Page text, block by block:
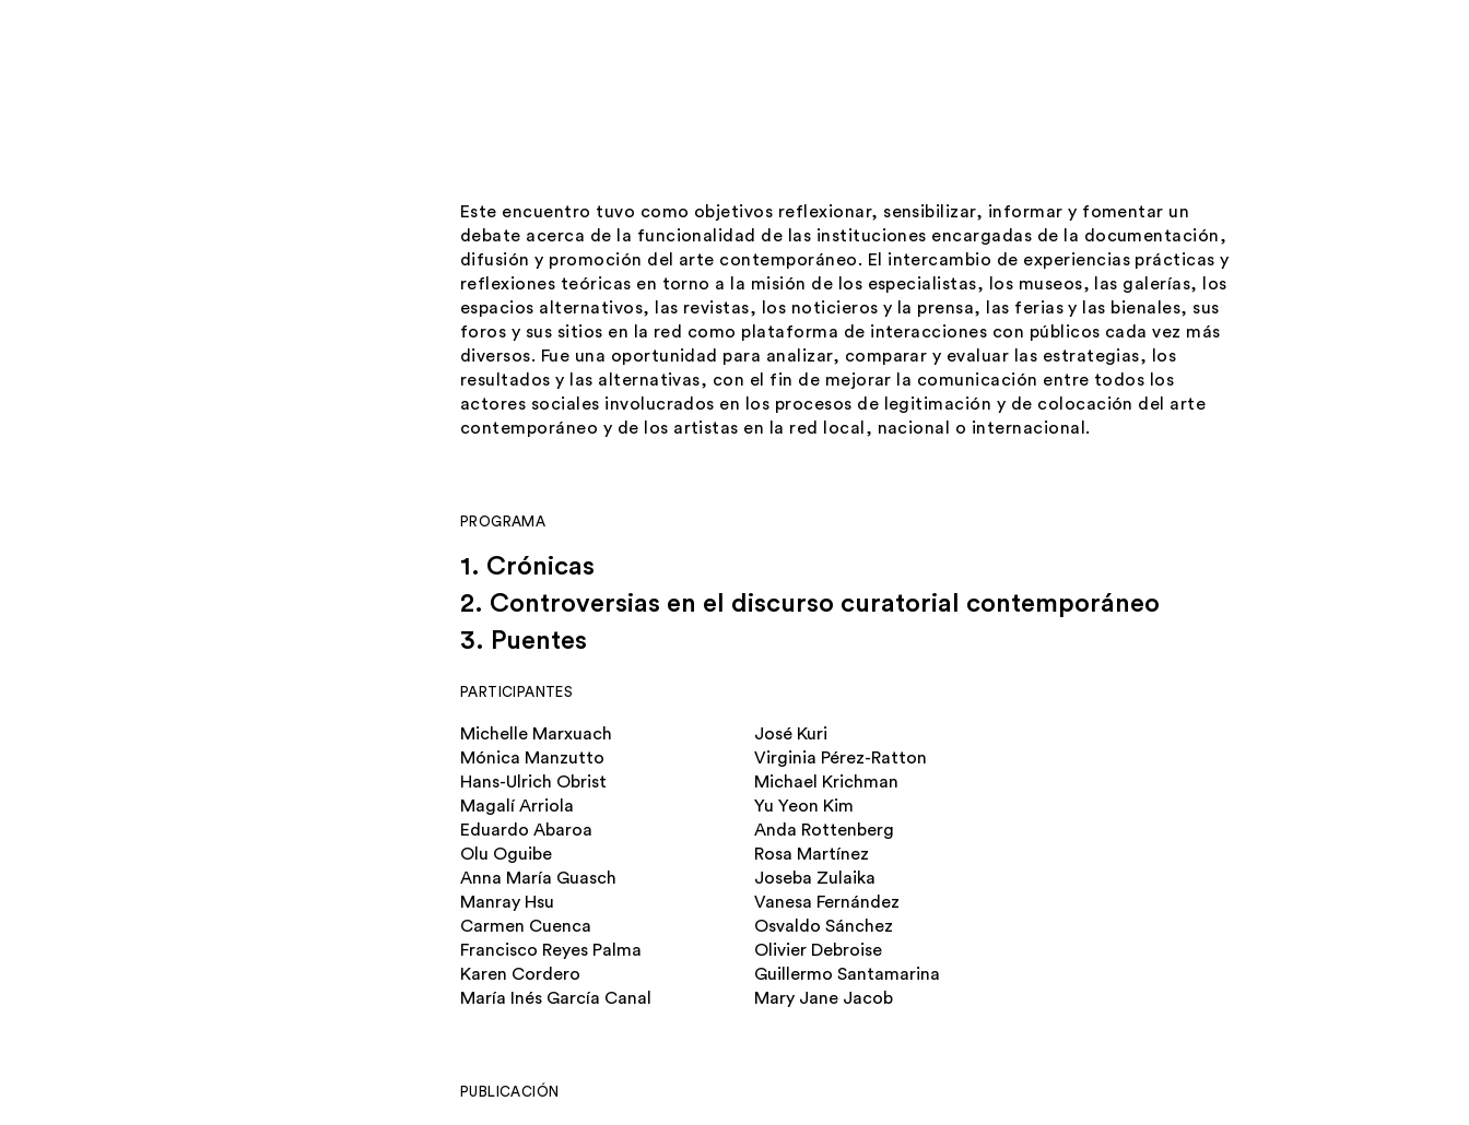
Este encuentro tuvo como objetivos reflexionar, sensibilizar, informar y fomentar un
debate acerca de la funcionalidad de las instituciones encargadas de la documentación,
difusión y promoción del arte contemporáneo. El intercambio de experiencias prácticas y
reflexiones teóricas en torno a la misión de los especialistas, los museos, las galerías, los
espacios alternativos, las revistas, los noticieros y la prensa, las ferias y las bienales, sus
foros y sus sitios en la red como plataforma de interacciones con públicos cada vez más
diversos. Fue una oportunidad para analizar, comparar y evaluar las estrategias, los
resultados y las alternativas, con el fin de mejorar la comunicación entre todos los
actores sociales involucrados en los procesos de legitimación y de colocación del arte
contemporáneo y de los artistas en la red local, nacional o internacional.
PROGRAMA
1. Crónicas
2. Controversias en el discurso curatorial contemporáneo
3. Puentes
PARTICIPANTES
Michelle Marxuach
José Kuri
Mónica Manzutto
Virginia Pérez-Ratton
Hans-Ulrich Obrist
Michael Krichman
Magalí Arriola
Yu Yeon Kim
Eduardo Abaroa
Anda Rottenberg
Olu Oguibe
Rosa Martínez
Anna María Guasch
Joseba Zulaika
Manray Hsu
Vanesa Fernández
Carmen Cuenca
Osvaldo Sánchez
Francisco Reyes Palma
Olivier Debroise
Karen Cordero
Guillermo Santamarina
María Inés García Canal
Mary Jane Jacob
PUBLICACIÓN